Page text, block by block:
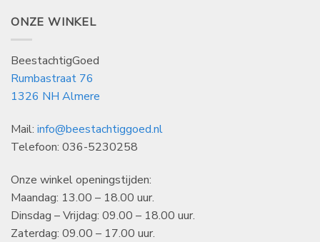
ONZE WINKEL
BeestachtigGoed
Rumbastraat 76
1326 NH Almere
Mail: info@beestachtiggoed.nl
Telefoon: 036-5230258
Onze winkel openingstijden:
Maandag: 13.00 – 18.00 uur.
Dinsdag – Vrijdag: 09.00 – 18.00 uur.
Zaterdag: 09.00 – 17.00 uur.